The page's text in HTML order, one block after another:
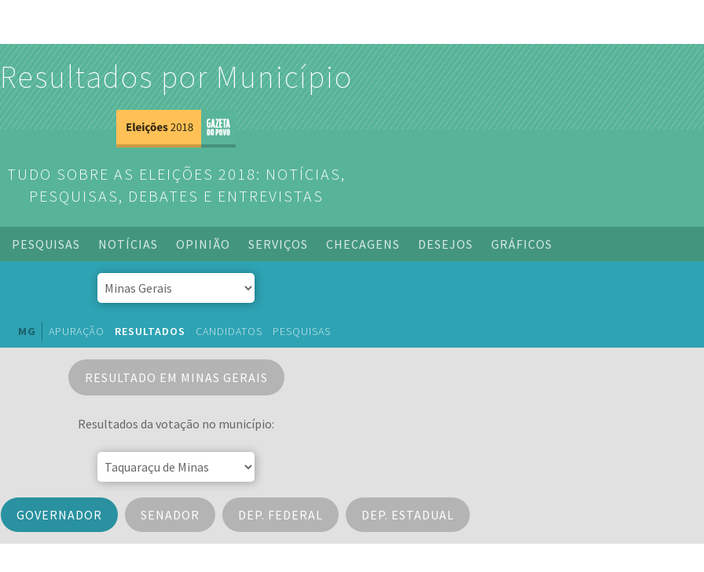
Resultados por Município
TUDO SOBRE AS ELEIÇÕES 2018: NOTÍCIAS,
PESQUISAS, DEBATES E ENTREVISTAS
PESQUISAS NOTÍCIAS OPINIÃO SERVIÇOS CHECAGENS DESEJOS GRÁFICOS
MG APURAÇÃO RESULTADOS CANDIDATOS PESQUISAS
RESULTADO EM MINAS GERAIS
Resultados da votação no município:
GOVERNADOR SENADOR DEP. FEDERAL DEP. ESTADUAL